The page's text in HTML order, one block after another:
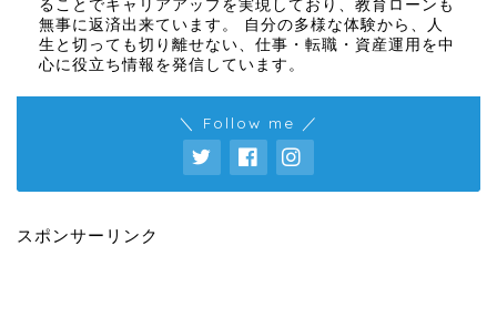
ることでキャリアアップを実現しており、教育ローンも
無事に返済出来ています。 自分の多様な体験から、人
生と切っても切り離せない、仕事・転職・資産運用を中
心に役立ち情報を発信しています。
＼ Follow me ／
スポンサーリンク